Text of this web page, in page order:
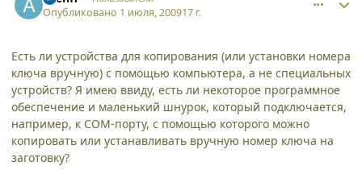
Опубликовано 1 июля, 200917 г.
Есть ли устройства для копирования (или установки номера
ключа вручную) с помощью компьютера, а не специальных
устройств? Я имею ввиду, есть ли некоторое программное
обеспечение и маленький шнурок, который подключается,
например, к COM-порту, с помощью которого можно
копировать или устанавливать вручную номер ключа на
заготовку?